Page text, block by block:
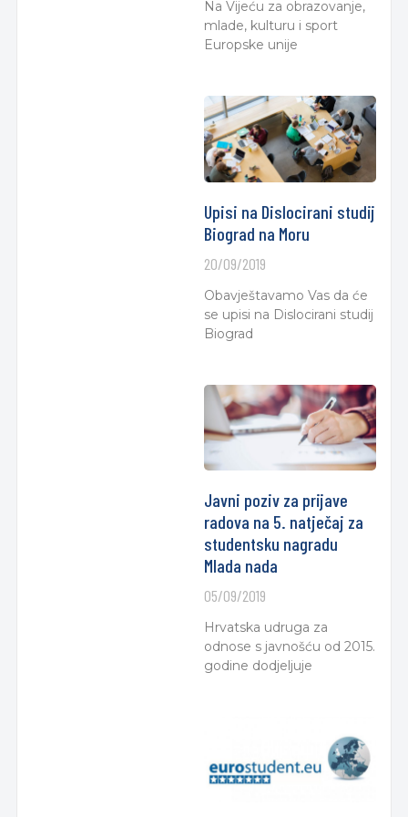
Na Vijeću za obrazovanje,
mlade, kulturu i sport
Europske unije
Upisi na Dislocirani studij
Biograd na Moru
20/09/2019
Obavještavamo Vas da će
se upisi na Dislocirani studij
Biograd
Javni poziv za prijave
radova na 5. natječaj za
studentsku nagradu
Mlada nada
05/09/2019
Hrvatska udruga za
odnose s javnošću od 2015.
godine dodjeljuje